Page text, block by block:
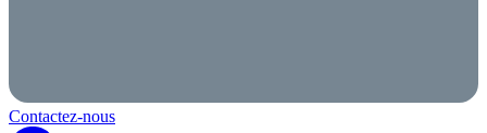
Contactez-nous